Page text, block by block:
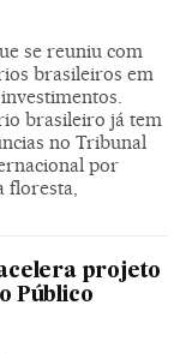
se reuniu com
brasileiros em
brasileiro já tem
no Tribunal
por
floresta,
projeto
Público